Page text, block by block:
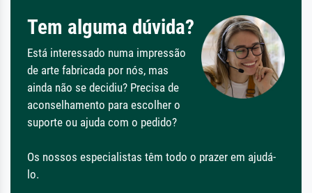
Tem alguma dúvida?
Está interessado numa impressão
de arte fabricada por nós, mas
ainda não se decidiu? Precisa de
aconselhamento para escolher o
suporte ou ajuda com o pedido?
Os nossos especialistas têm todo o prazer em ajudá-
lo.